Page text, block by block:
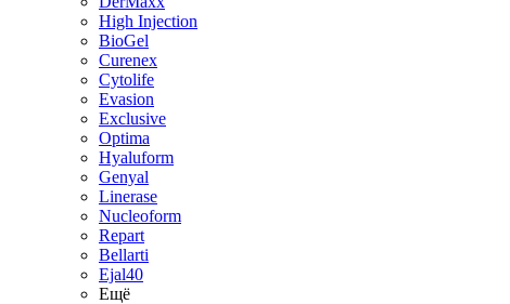
High Injection
BioGel
Curenex
Cytolife
Evasion
Exclusive
Optima
Hyaluform
Genyal
Linerase
Nucleoform
Repart
Bellarti
Ejal40
Ещё